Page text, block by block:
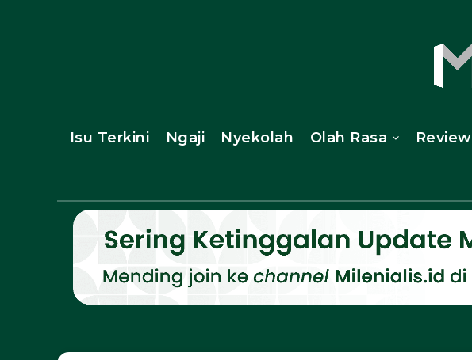
Isu Terkini Ngaji Nyekolah Olah Rasa Review